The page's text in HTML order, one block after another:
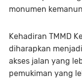
monumen
Kehadiran TMMD
diharapkan
akses jalan yang
pemukiman yang